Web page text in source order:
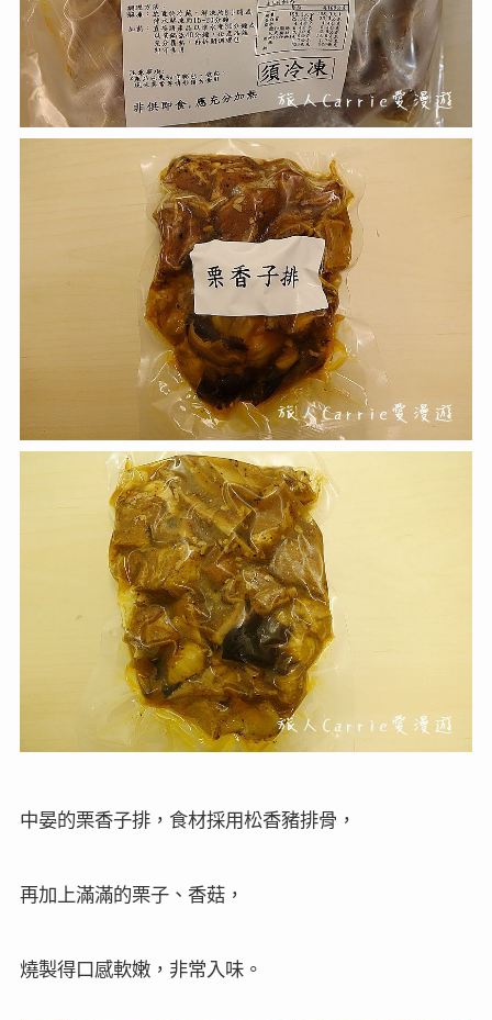
中晏的栗香子排，食材採用松香豬排骨，
再加上滿滿的栗子、香菇，
燒製得口感軟嫩，非常入味。